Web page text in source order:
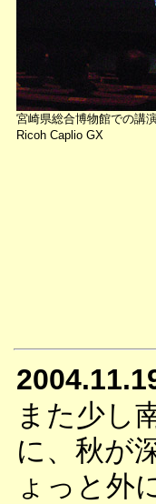
宮崎県総合博物館での講
Ricoh Caplio GX
また少し
に、秋が
ょっと外